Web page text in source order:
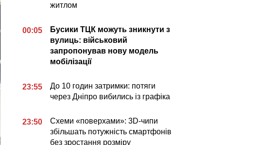
житлом
00:05
Бусики ТЦК можуть зникнути з
вулиць: військовий
запропонував нову модель
мобілізації
23:55
До 10 годин затримки: потяги
через Дніпро вибились із графіка
23:50
Схеми «поверхами»: 3D-чипи
збільшать потужність смартфонів
без зростання розміру